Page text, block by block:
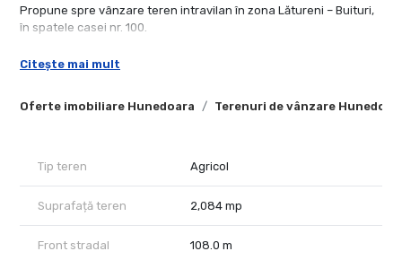
Oferte imobiliare Hunedoara Terenuri de vânzare
Propune spre vânzare teren intravilan în zona Lătureni – Buituri,
în spatele casei nr. 100.
📏 Suprafață: 2.084 mp si la cerere se poate parcela si se
15 m
🔹 Posibilitate parcelare pentru loturi mai mici
Curent electric și gaz la aproximativ 50 m de teren
Canalizare nu este momentan disponibilă
Citește mai mult
Tip teren Agricol
Suprafață teren 2,084 mp
Front stradal 108.0 m